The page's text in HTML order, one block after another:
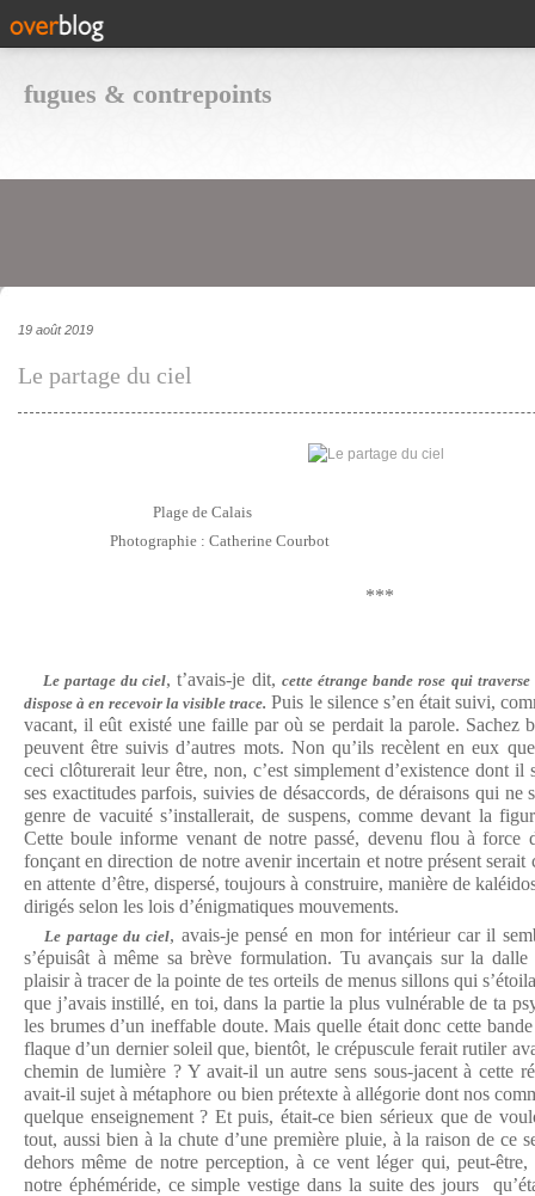
fugues & contrepoints
19 août 2019
Le partage du ciel
Plage de Calais
Photographie : Catherine Courbot
***
Le partage du ciel, t’avais-je dit, cette étrange bande rose qui
dispose à en recevoir la visible trace. Puis le silence s’en était suivi,
vacant, il eût existé une faille par où se perdait la parole. Sachez
peuvent être suivis d’autres mots. Non qu’ils recèlent en eux
ceci clôturerait leur être, non, c’est simplement d’existence dont il
ses exactitudes parfois, suivies de désaccords, de déraisons qui
genre de vacuité s’installerait, de suspens, comme devant la
Cette boule informe venant de notre passé, devenu flou à force
fonçant en direction de notre avenir incertain et notre présent
en attente d’être, dispersé, toujours à construire, manière de
dirigés selon les lois d’énigmatiques mouvements.
Le partage du ciel, avais-je pensé en mon for intérieur car il
s’épuisât à même sa brève formulation. Tu avançais sur la
plaisir à tracer de la pointe de tes orteils de menus sillons qui
que j’avais instillé, en toi, dans la partie la plus vulnérable de ta
les brumes d’un ineffable doute. Mais quelle était donc cette
flaque d’un dernier soleil que, bientôt, le crépuscule ferait rutiler
chemin de lumière ? Y avait-il un autre sens sous-jacent à cette
avait-il sujet à métaphore ou bien prétexte à allégorie dont nos
quelque enseignement ? Et puis, était-ce bien sérieux que de
tout, aussi bien à la chute d’une première pluie, à la raison de ce
dehors même de notre perception, à ce vent léger qui, peut-être,
notre éphéméride, ce simple vestige dans la suite des jours